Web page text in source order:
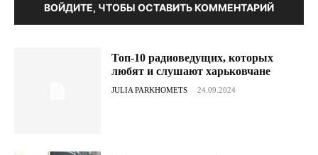
ВОЙДИТЕ, ЧТОБЫ ОСТАВИТЬ КОММЕНТАРИЙ
Топ-10 радиоведущих, которых
любят и слушают харьковчане
JULIA PARKHOMETS - 24.09.2024